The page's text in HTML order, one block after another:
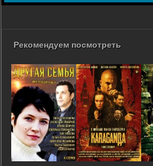
Рекомендуем посмотреть